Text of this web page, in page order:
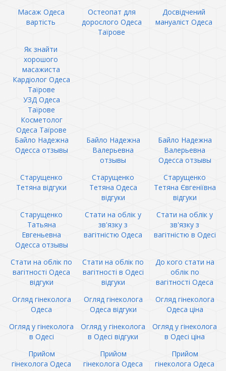
Масаж Одеса
вартість
Остеопат для
дорослого Одеса
Таїрове
Досвідчений
мануаліст Одеса
Як знайти
хорошого
масажиста
Кардіолог Одеса
Таїрове
УЗД Одеса
Таїрове
Косметолог
Одеса Таїрове
Байло Надежна
Одесса отзывы
Байло Надежна
Валерьевна
отзывы
Байло Надежна
Валерьевна
Одесса отзывы
Старущенко
Тетяна відгуки
Старущенко
Тетяна Одеса
відгуки
Старущенко
Тетяна Євгеніївна
відгуки
Старущенко
Татьяна
Евгеньевна
Одесса отзывы
Стати на облік у
зв'язку з
вагітністю Одеса
Стати на облік у
зв'язку з
вагітністю в Одесі
Стати на облік по
вагітності Одеса
відгуки
Стати на облік по
вагітності в Одесі
відгуки
До кого стати на
облік по
вагітності Одеса
Огляд гінеколога
Одеса
Огляд гінеколога
Одеса відгуки
Огляд гінеколога
Одеса ціна
Огляд у гінеколога
в Одесі
Огляд у гінеколога
в Одесі відгуки
Огляд у гінеколога
в Одесі ціна
Прийом
гінеколога Одеса
Прийом
гінеколога Одеса
Прийом
гінеколога Одеса